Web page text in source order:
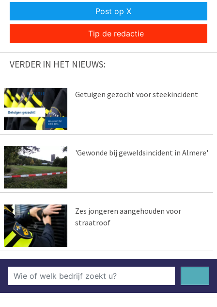
Post op X
Tip de redactie
VERDER IN HET NIEUWS:
Getuigen gezocht voor steekincident
'Gewonde bij geweldsincident in Almere'
Zes jongeren aangehouden voor
straatroof